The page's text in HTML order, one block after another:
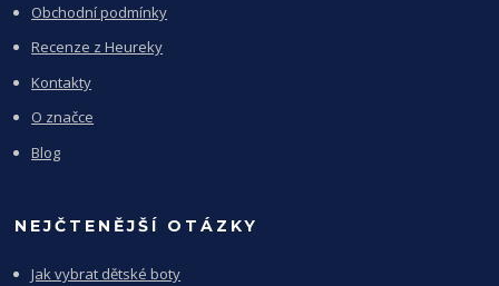
Obchodní podmínky
Recenze z Heureky
Kontakty
O značce
Blog
NEJČTENĚJŠÍ OTÁZKY
Jak vybrat dětské boty